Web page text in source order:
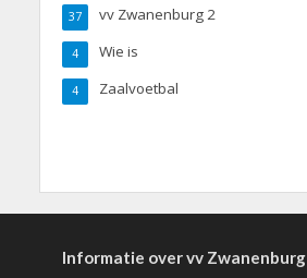
vv Zwanenburg 2
37
Wie is
4
Zaalvoetbal
4
Informatie over vv Zwanenburg